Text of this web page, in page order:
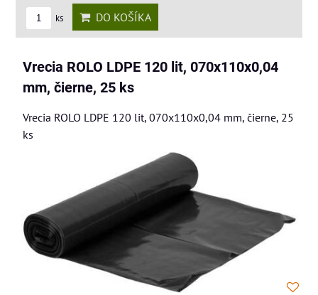
ks DO KOŠÍKA
Vrecia ROLO LDPE 120 lit, 070x110x0,04
mm, čierne, 25 ks
Vrecia ROLO LDPE 120 lit, 070x110x0,04 mm, čierne, 25
ks